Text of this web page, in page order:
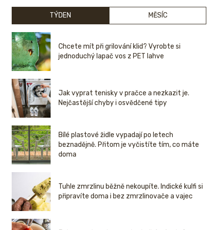
TÝDEN MĚSÍC
Chcete mít při grilování klid? Vyrobte si
jednoduchý lapač vos z PET lahve
Jak vyprat tenisky v pračce a nezkazit je.
Nejčastější chyby i osvědčené tipy
Bílé plastové židle vypadají po letech
beznadějně. Přitom je vyčistíte tím, co máte
doma
Tuhle zmrzlinu běžně nekoupíte. Indické kulfi si
připravíte doma i bez zmrzlinovače a vajec